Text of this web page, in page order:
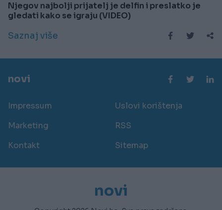
Njegov najbolji prijatelj je delfin i preslatko je
gledati kako se igraju (VIDEO)
Saznaj više
novi
Impressum
Uslovi korištenja
Marketing
RSS
Kontakt
Sitemap
novi